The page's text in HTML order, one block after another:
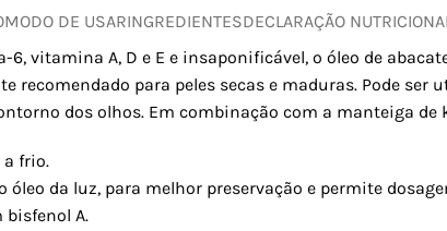
MODO DE USARINGREDIENTESDECLARAÇÃO NUTRICIONAL
6, vitamina A, D e E e insaponificável, o óleo de
para peles secas e maduras. Pode
dos olhos. Em combinação com a manteiga
a frio.
óleo da luz, para melhor preservação e permite
bisfenol A.